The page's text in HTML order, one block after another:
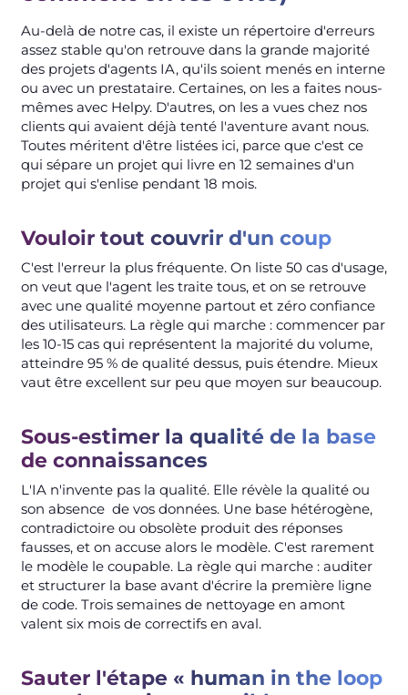
Au-delà de notre cas, il existe un répertoire d'erreurs
assez stable qu'on retrouve dans la grande majorité
des projets d'agents IA, qu'ils soient menés en interne
ou avec un prestataire. Certaines, on les a faites nous-
mêmes avec Helpy. D'autres, on les a vues chez nos
clients qui avaient déjà tenté l'aventure avant nous.
Toutes méritent d'être listées ici, parce que c'est ce
qui sépare un projet qui livre en 12 semaines d'un
projet qui s'enlise pendant 18 mois.
Vouloir tout couvrir d'un coup
C'est l'erreur la plus fréquente. On liste 50 cas d'usage,
on veut que l'agent les traite tous, et on se retrouve
avec une qualité moyenne partout et zéro confiance
des utilisateurs. La règle qui marche : commencer par
les 10-15 cas qui représentent la majorité du volume,
atteindre 95 % de qualité dessus, puis étendre. Mieux
vaut être excellent sur peu que moyen sur beaucoup.
Sous-estimer la qualité de la base
de connaissances
L'IA n'invente pas la qualité. Elle révèle la qualité ou
son absence de vos données. Une base hétérogène,
contradictoire ou obsolète produit des réponses
fausses, et on accuse alors le modèle. C'est rarement
le modèle le coupable. La règle qui marche : auditer
et structurer la base avant d'écrire la première ligne
de code. Trois semaines de nettoyage en amont
valent six mois de correctifs en aval.
Sauter l'étape « human in the loop